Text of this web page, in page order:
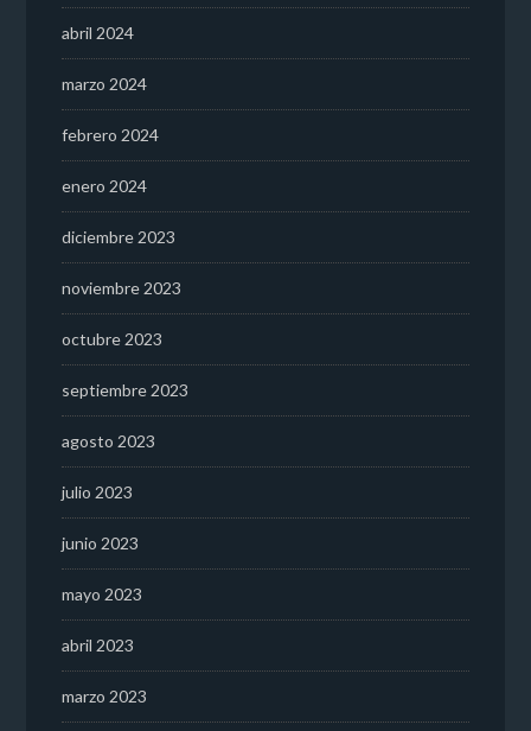
abril 2024
marzo 2024
febrero 2024
enero 2024
diciembre 2023
noviembre 2023
octubre 2023
septiembre 2023
agosto 2023
julio 2023
junio 2023
mayo 2023
abril 2023
marzo 2023